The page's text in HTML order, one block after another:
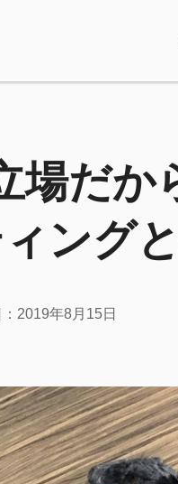
場だか
ング
2019年8月15日